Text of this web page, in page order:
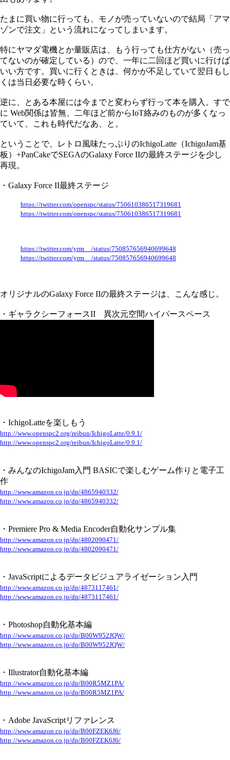
たまに買い物に行っても、モノが売っていないので結局「アマ
ゾンで注文」という流れになってしまいます。
特にヤマダ電機とか量販店は、もう行っても仕方がない（売っ
てないのが確定している）ので、一年に二回ほど買いに行けば
いい方です。買いに行くときは、何かが不足していて翌日もし
くは当日必要な時くらい。
逆に、とある本屋には今までと変わらず行って本を購入。すで
に Web関係は皆無、二年ほど前からIoT絡みのものが多くなっ
ていて、これも時代だなあ、と。
ということで、レトロ風味たっぷりのIchigoLatte（IchigoJam基
板）+PanCakeでSEGAのGalaxy Force IIの最終ステージを少し
再現。
・Galaxy Force II最終ステージ
https://twitter.com/openspc/status/750610386517319681
https://twitter.com/openspc/status/750610386517319681
https://twitter.com/yrm__/status/750857656940699648
https://twitter.com/yrm__/status/750857656940699648
オリジナルのGalaxy Force IIの最終ステージは、こんな感じ。
・ギャラクシーフォースII 異次元空間ハイパースペース
・IchigoLatteを楽しもう
http://www.openspc2.org/reibun/IchigoLatte/0.9.1/
http://www.openspc2.org/reibun/IchigoLatte/0.9.1/
・みんなのIchigoJam入門 BASICで楽しむゲーム作りと電子工
作
http://www.amazon.co.jp/dp/4865940332/
http://www.amazon.co.jp/dp/4865940332/
・Premiere Pro & Media Encoder自動化サンプル集
http://www.amazon.co.jp/dp/4802090471/
http://www.amazon.co.jp/dp/4802090471/
・JavaScriptによるデータビジュアライゼーション入門
http://www.amazon.co.jp/dp/4873117461/
http://www.amazon.co.jp/dp/4873117461/
・Photoshop自動化基本編
http://www.amazon.co.jp/dp/B00W952JQW/
http://www.amazon.co.jp/dp/B00W952JQW/
・Illustrator自動化基本編
http://www.amazon.co.jp/dp/B00R5MZ1PA/
http://www.amazon.co.jp/dp/B00R5MZ1PA/
・Adobe JavaScriptリファレンス
http://www.amazon.co.jp/dp/B00FZEK6J6/
http://www.amazon.co.jp/dp/B00FZEK6J6/